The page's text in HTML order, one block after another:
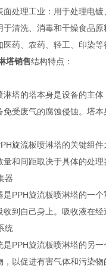
面处理工业：用于处理电镀
于清洗、消毒和干燥食品
医药、农药、轻工、印染
塔销售结构特点：
淋塔的塔本身是设备的主
免受废气的腐蚀侵蚀。塔
旋流板喷淋塔的关键组
量和间距取决于具体的处理
器
是PPH旋流板喷淋塔的一
收到自己身上。吸收液在
统
是PPH旋流板喷淋塔的另
以促进有害气体和污染物